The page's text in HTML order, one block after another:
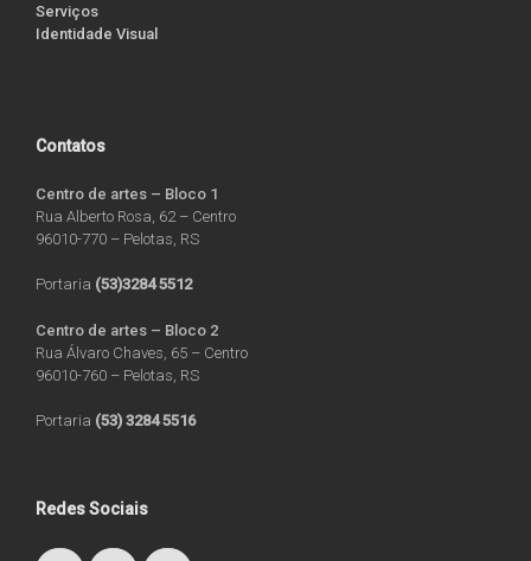
Serviços
Identidade Visual
Contatos
Centro de artes – Bloco 1
Rua Alberto Rosa, 62 – Centro
96010-770 – Pelotas, RS
Portaria (53)3284 5512
Centro de artes – Bloco 2
Rua Álvaro Chaves, 65 – Centro
96010-760 – Pelotas, RS
Portaria (53) 3284 5516
Redes Sociais